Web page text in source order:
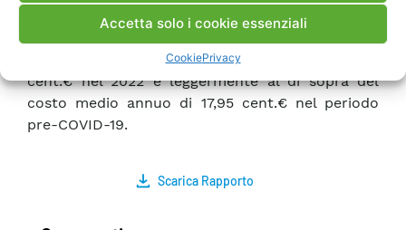
Accetta solo i cookie essenziali
CookiePrivacy
totale e domanda nazionale di energia elettrica),
24,33 cent.€, un valore molto al di sotto dei 44,47
cent.€ nel 2022 e leggermente al di sopra del
costo medio annuo di 17,95 cent.€ nel periodo
pre-COVID-19.
Scarica Rapporto